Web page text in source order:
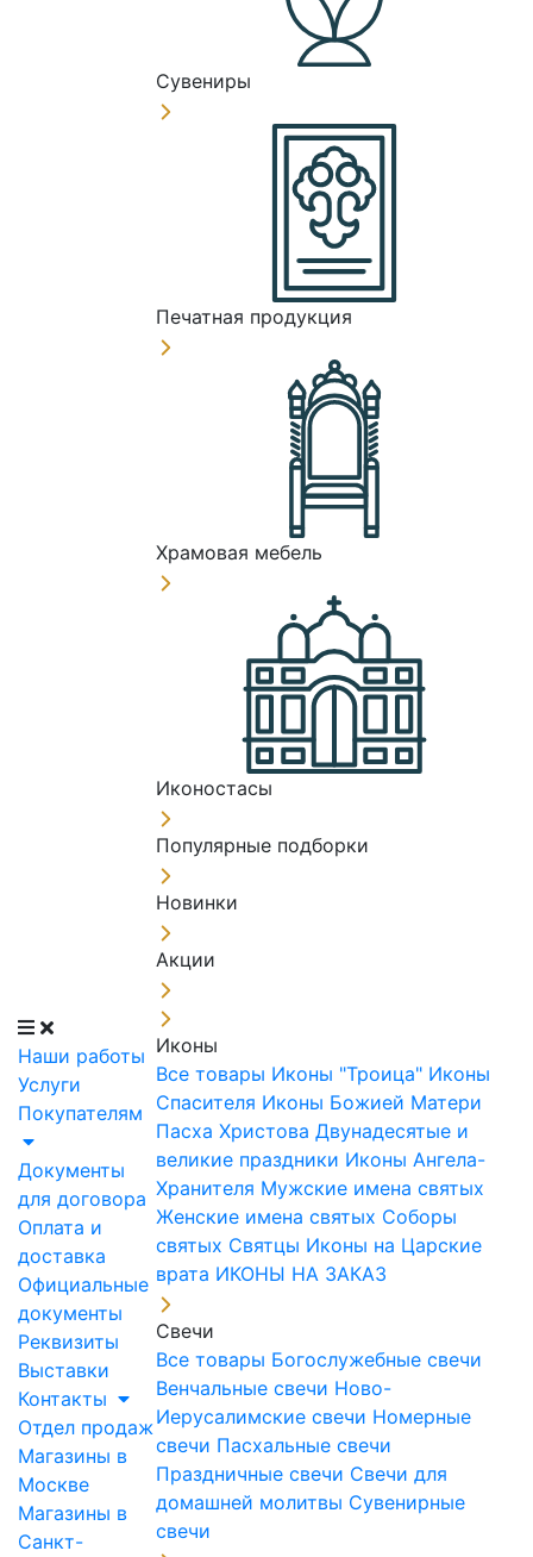
Наши работы
Услуги
Покупателям
Документы
для договора
Оплата и
доставка
Официальные
документы
Реквизиты
Выставки
Контакты
Отдел продаж
Магазины в
Москве
Магазины в
Санкт-
Сувениры
Печатная продукция
Храмовая мебель
Иконостасы
Популярные подборки
Новинки
Акции
Иконы
Все товары Иконы "Троица" Иконы
Спасителя Иконы Божией Матери
Пасха Христова Двунадесятые и
великие праздники Иконы Ангела-
Хранителя Мужские имена святых
Женские имена святых Соборы
святых Святцы Иконы на Царские
врата ИКОНЫ НА ЗАКАЗ
Свечи
Все товары Богослужебные свечи
Венчальные свечи Ново-
Иерусалимские свечи Номерные
свечи Пасхальные свечи
Праздничные свечи Свечи для
домашней молитвы Сувенирные
свечи